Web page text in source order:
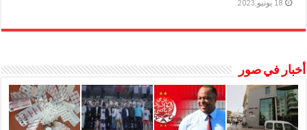
18 يونيو,2023
أخبار في صور